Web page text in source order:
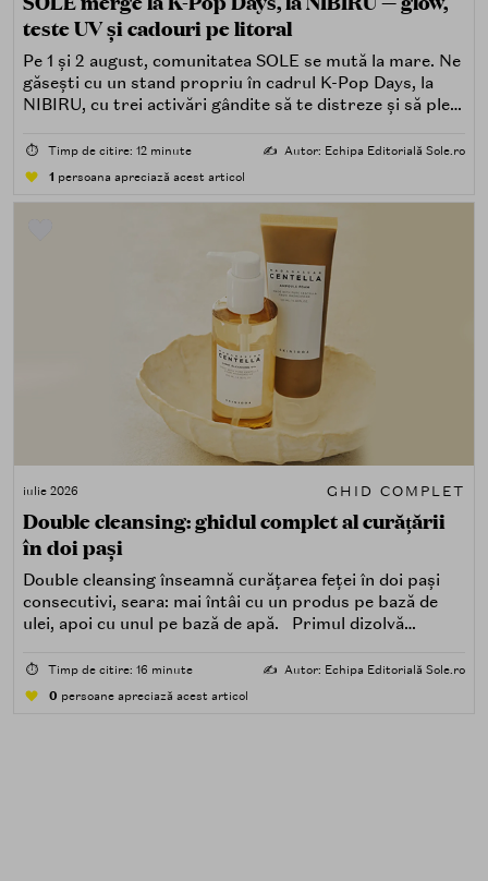
teste UV și cadouri pe litoral
Pe 1 și 2 august, comunitatea SOLE se mută la mare. Ne
găsești cu un stand propriu în cadrul K-Pop Days, la
NIBIRU, cu trei activări gândite să te distreze și să pleci
⏱️ Timp de citire: 12 minute ✍️ Autor: Echipa Editorială Sole.ro
1 persoana apreciază acest articol
iulie 2026 GHID COMPLET
Double cleansing: ghidul complet al curățării
în doi pași
Double cleansing înseamnă curățarea feței în doi pași
consecutivi, seara: mai întâi cu un produs pe bază de
ulei, apoi cu unul pe bază de apă. Primul dizolvă
poluare. Al doilea îndepărtează impuritățile solubile în
⏱️ Timp de citire: 16 minute ✍️ Autor: Echipa Editorială Sole.ro
0 persoane apreciază acest articol